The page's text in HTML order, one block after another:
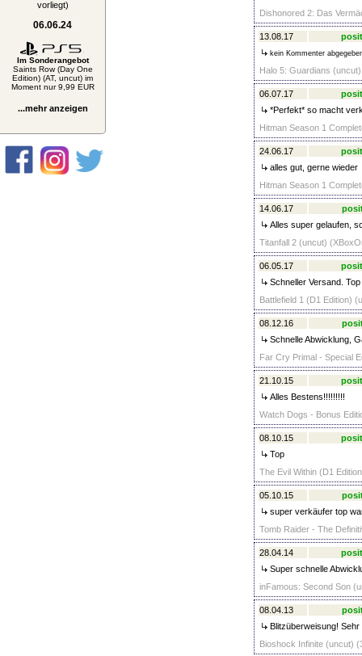
vorliegt)
06.06.24
Im Sonderangebot
Saints Row (Day One
Edition) (AT, uncut) im
Moment nur 9,99 EUR
...mehr anzeigen
Dishonored 2: Das
13.08.17
kein Kommenter
Halo 5: Guardians
06.07.17
*Perfekt* so macht
Hitman Season 1
24.06.17
alles gut, gerne wieder
Hitman Season 1
14.06.17
Alles super gelaufen,
Titanfall 2 (uncut)
06.05.17
Schneller Versand.
Battlefield 1 (D1 Edition)
08.12.16
Schnelle Abwicklung,
Far Cry Primal - Special
21.10.15
Alles Bestens!!!!!!!!!
Watch Dogs - Bonus
08.10.15
Top
The Evil Within (D1
05.10.15
super verkäufer top
Tomb Raider - The
28.04.14
Super schnelle
inFamous: Second Son
08.04.13
Blitzüberweisung!
Bioshock Infinite (uncut)